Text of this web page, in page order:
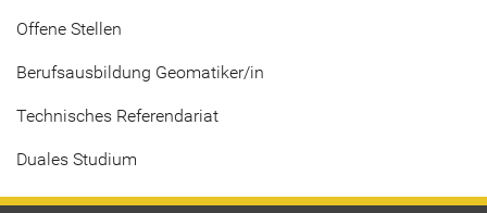
Offene Stellen
Berufsausbildung Geomatiker/in
Technisches Referendariat
Duales Studium